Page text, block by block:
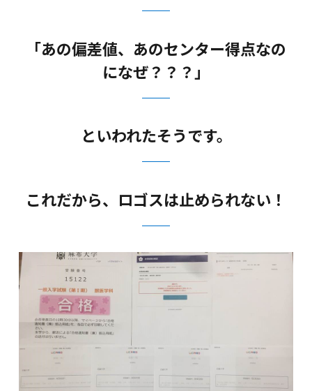
「あの偏差値、あのセンター得点なの
になぜ？？？」
といわれたそうです。
これだから、ロゴスは止められない！